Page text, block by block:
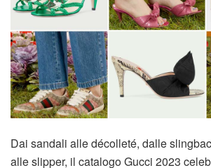
Dai sandali alle décolleté, dalle
alle slipper, il catalogo Gucci 2023